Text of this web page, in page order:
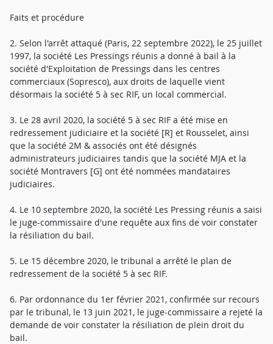
Faits et procédure
2. Selon l'arrêt attaqué (Paris, 22 septembre 2022), le 25 juillet
1997, la société Les Pressings réunis a donné à bail à la
société d'Exploitation de Pressings dans les centres
commerciaux (Sopresco), aux droits de laquelle vient
désormais la société 5 à sec RIF, un local commercial.
3. Le 28 avril 2020, la société 5 à sec RIF a été mise en
redressement judiciaire et la société [R] et Rousselet, ainsi
que la société 2M & associés ont été désignés
administrateurs judiciaires tandis que la société MJA et la
société Montravers [G] ont été nommées mandataires
judiciaires.
4. Le 10 septembre 2020, la société Les Pressing réunis a saisi
le juge-commissaire d'une requête aux fins de voir constater
la résiliation du bail.
5. Le 15 décembre 2020, le tribunal a arrêté le plan de
redressement de la société 5 à sec RIF.
6. Par ordonnance du 1er février 2021, confirmée sur recours
par le tribunal, le 13 juin 2021, le juge-commissaire a rejeté la
demande de voir constater la résiliation de plein droit du
bail.